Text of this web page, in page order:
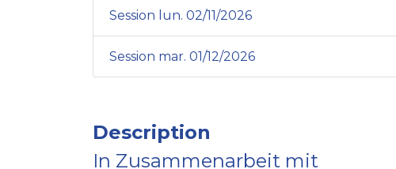
Session lun. 02/11/2026
Session mar. 01/12/2026
Description
In Zusammenarbeit mit